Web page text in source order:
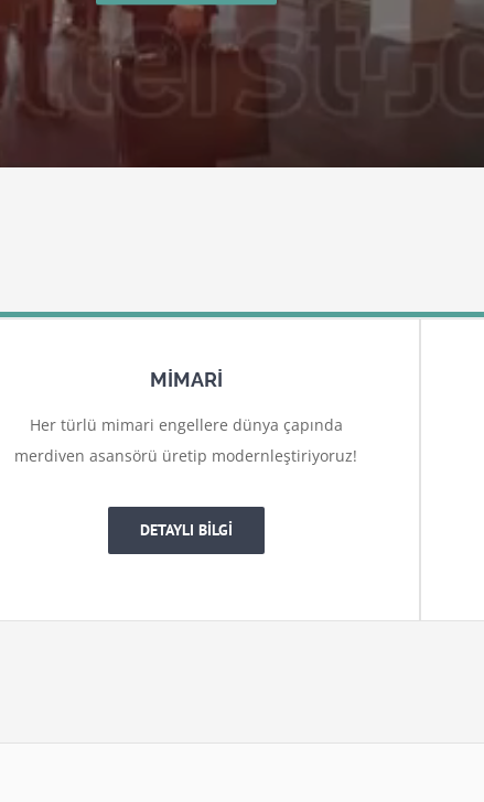
MİMARİ
Her türlü mimari engellere dünya çapında
merdiven asansörü üretip modernleştiriyoruz!
DETAYLI BİLGİ